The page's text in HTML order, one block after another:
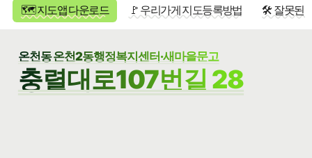
🗺️ 지도앱 다운로드 🚩 우리가게 지도등록방법 🛠️ 잘못된
온천동 온천2동행정복지센터·새마을문고
충렬대로107번길 28